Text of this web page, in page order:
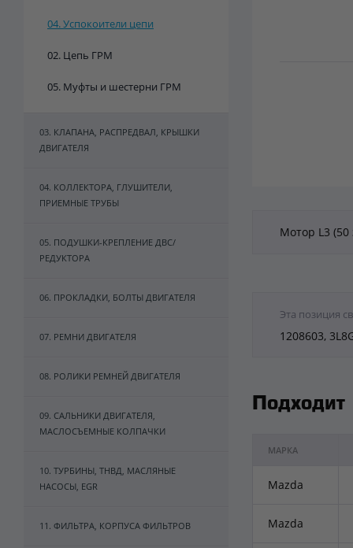
04. Успокоители цепи
02. Цепь ГРМ
05. Муфты и шестерни ГРМ
03. КЛАПАНА, РАСПРЕДВАЛ, КРЫШКИ
ДВИГАТЕЛЯ
04. КОЛЛЕКТОРА, ГЛУШИТЕЛИ,
ПРИЕМНЫЕ ТРУБЫ
05. ПОДУШКИ-КРЕПЛЕНИЕ ДВС/
РЕДУКТОРА
06. ПРОКЛАДКИ, БОЛТЫ ДВИГАТЕЛЯ
07. РЕМНИ ДВИГАТЕЛЯ
08. РОЛИКИ РЕМНЕЙ ДВИГАТЕЛЯ
09. САЛЬНИКИ ДВИГАТЕЛЯ,
МАСЛОСЪЕМНЫЕ КОЛПАЧКИ
10. ТУРБИНЫ, ТНВД, МАСЛЯНЫЕ
НАСОСЫ, EGR
11. ФИЛЬТРА, КОРПУСА ФИЛЬТРОВ
Мотор L3 (50
Эта позиция
1208603,
Подходит
МАРКА
Mazda
Mazda